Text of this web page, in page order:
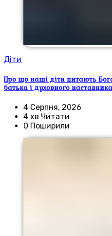
Діти
Про що наші діти питають
батька і духовного
4 Серпня, 2026
4 хв Читати
0 Поширили